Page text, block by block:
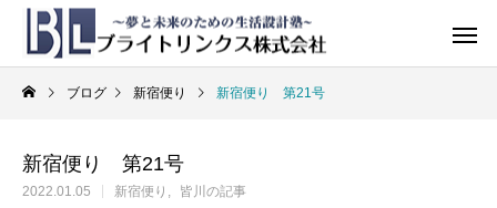
ブログ 新宿便り 新宿便り 第21号
新宿便り 第21号
2022.01.05 新宿便り 皆川の記事